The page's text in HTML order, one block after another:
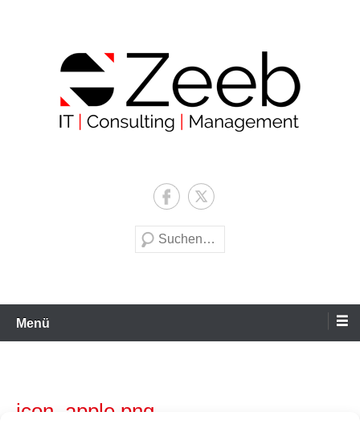
Management
Suche
Menü
icon_apple.png